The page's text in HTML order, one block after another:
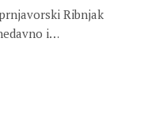
Ribnjak
i…